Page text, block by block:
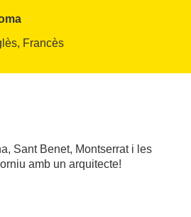
Francès
Sant Benet, Montserrat i les
amb un arquitecte!